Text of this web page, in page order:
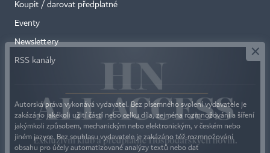
Koupit / darovat předplatné
Eventy
Newslettery
RSS kanály
Autorská práva vykonává vydavatel. Bez písemného svolení vydavatele je
zakázáno jakékoli užití částí nebo celku díla, zejména rozmnožování a šíření
jakýmkoli způsobem, mechanickým nebo elektronickým, v českém nebo
jiném jazyce. Bez souhlasu vydavatele je zakázáno též rozmnožování
obsahu pro účely automatizované analýzy textů nebo dat